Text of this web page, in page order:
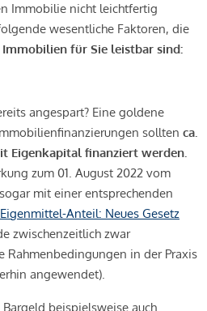
Immobilie nicht leichtfertig
wesentliche Faktoren, die
für Sie leistbar sind:
angespart? Eine goldene
sollten ca.
Eigenkapital finanziert werden.
zum 01. August 2022 vom
mit einer entsprechenden
Eigenmittel-Anteil: Neues Gesetz
zwischenzeitlich zwar
Rahmenbedingungen in der Praxis
angewendet).
beispielsweise auch